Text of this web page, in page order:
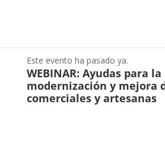
Este evento ha pasado ya.
WEBINAR: Ayudas para la
modernización y mejora
comerciales y artesanas